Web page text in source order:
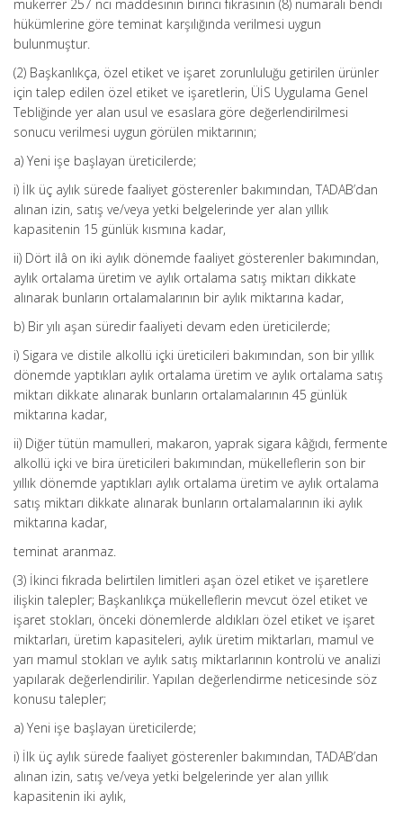
mükerrer 257 nci maddesinin birinci fıkrasının (8) numaralı bendi
hükümlerine göre teminat karşılığında verilmesi uygun
bulunmuştur.
(2) Başkanlıkça, özel etiket ve işaret zorunluluğu getirilen ürünler
için talep edilen özel etiket ve işaretlerin, ÜİS Uygulama Genel
Tebliğinde yer alan usul ve esaslara göre değerlendirilmesi
sonucu verilmesi uygun görülen miktarının;
a) Yeni işe başlayan üreticilerde;
i) İlk üç aylık sürede faaliyet gösterenler bakımından, TADAB’dan
alınan izin, satış ve/veya yetki belgelerinde yer alan yıllık
kapasitenin 15 günlük kısmına kadar,
ii) Dört ilâ on iki aylık dönemde faaliyet gösterenler bakımından,
aylık ortalama üretim ve aylık ortalama satış miktarı dikkate
alınarak bunların ortalamalarının bir aylık miktarına kadar,
b) Bir yılı aşan süredir faaliyeti devam eden üreticilerde;
i) Sigara ve distile alkollü içki üreticileri bakımından, son bir yıllık
dönemde yaptıkları aylık ortalama üretim ve aylık ortalama satış
miktarı dikkate alınarak bunların ortalamalarının 45 günlük
miktarına kadar,
ii) Diğer tütün mamulleri, makaron, yaprak sigara kâğıdı, fermente
alkollü içki ve bira üreticileri bakımından, mükelleflerin son bir
yıllık dönemde yaptıkları aylık ortalama üretim ve aylık ortalama
satış miktarı dikkate alınarak bunların ortalamalarının iki aylık
miktarına kadar,
teminat aranmaz.
(3) İkinci fıkrada belirtilen limitleri aşan özel etiket ve işaretlere
ilişkin talepler; Başkanlıkça mükelleflerin mevcut özel etiket ve
işaret stokları, önceki dönemlerde aldıkları özel etiket ve işaret
miktarları, üretim kapasiteleri, aylık üretim miktarları, mamul ve
yarı mamul stokları ve aylık satış miktarlarının kontrolü ve analizi
yapılarak değerlendirilir. Yapılan değerlendirme neticesinde söz
konusu talepler;
a) Yeni işe başlayan üreticilerde;
i) İlk üç aylık sürede faaliyet gösterenler bakımından, TADAB’dan
alınan izin, satış ve/veya yetki belgelerinde yer alan yıllık
kapasitenin iki aylık,